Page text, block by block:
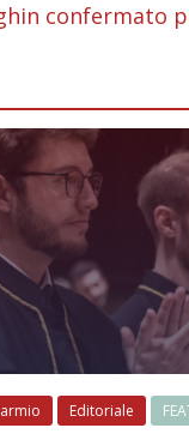
confermato
Editoriale